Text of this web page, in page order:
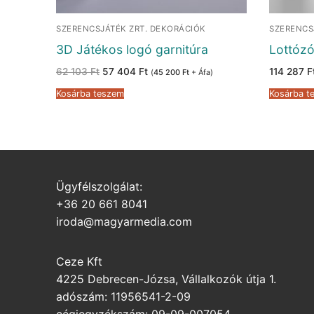
SZERENCSJÁTÉK ZRT. DEKORÁCIÓK
3D Játékos logó garnitúra
62 103Ft Original
was:
62
57 404 FtCurrent
price
(45 200 Ft + Áfa)
Kosárba teszem
114 287
Kosárba
Ügyfélszolgálat:
+36 20 661 8041
iroda@magyarmedia.com
Ceze Kft
4225 Debrecen-Józsa, Vállalkozók útja 1.
adószám: 11956541-2-09